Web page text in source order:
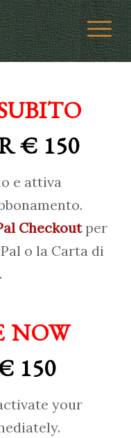
€ 150
e attiva
Checkoutper
o la Carta di
NOW
150
your